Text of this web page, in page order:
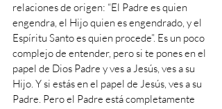
relaciones de origen: “El Padre es quien
engendra, el Hijo quien es engendrado, y el
Espíritu Santo es quien procede”. Es un poco
complejo de entender, pero si te pones en el
papel de Dios Padre y ves a Jesús, ves a su
Hijo. Y si estás en el papel de Jesús, ves a su
Padre. Pero el Padre está completamente